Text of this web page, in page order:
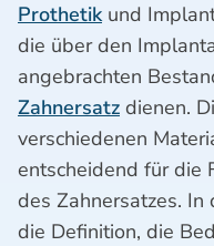
Prothetikund
die über den
angebrachten
Zahnersatz dienen.
verschiedenen
entscheidend für die
des Zahnersatzes.
die Definition, die